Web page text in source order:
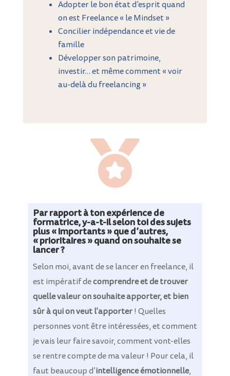
Adopter le bon état d’esprit quand
on est Freelance « le Mindset »
Concilier indépendance et vie de
famille
Développer son patrimoine,
investir… et même comment « voir
au-delà du freelancing »

Par rapport à ton expérience de
formatrice, y-a-t-il selon toi des sujets
plus « importants » que d’autres,
« prioritaires » quand on souhaite se
lancer ?
Selon moi, avant de se lancer en freelance, il
est impératif decomprendre et de trouver
quelle valeur on souhaite apporter, et bien
sûr à qui on veut l’apporter! Quelles
personnes vont être intéressées, et comment
je vais leur faire savoir, comment vont-elles
se rentre compte de ma valeur ! Pour cela, il
faut beaucoup d’intelligence émotionnelle,